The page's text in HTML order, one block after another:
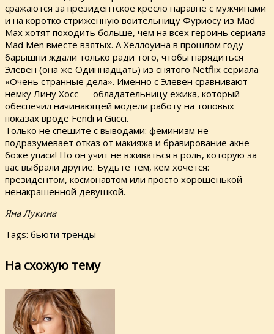
сражаются за президентское кресло наравне с мужчинами
и на коротко стриженную воительницу Фуриосу из Mad
Мах хотят походить больше, чем на всех героинь сериала
Mad Men вместе взятых. А Хеллоуина в прошлом году
барышни ждали только ради того, чтобы нарядиться
Элевен (она же Одиннадцать) из снятого Netflix сериала
«Очень странные дела». Именно с Элевен сравнивают
немку Лину Хосс — обладательницу ежика, который
обеспечил начинающей модели работу на топовых
показах вроде Fendi и Gucci.
Только не спешите с выводами: феминизм не
подразумевает отказ от макияжа и бравирование акне —
боже упаси! Но он учит не вживаться в роль, которую за
вас выбрали другие. Будьте тем, кем хочется:
президентом, космонавтом или просто хорошенькой
ненакрашенной девушкой.
Яна Лукина
Tags: бьюти тренды
На схожую тему